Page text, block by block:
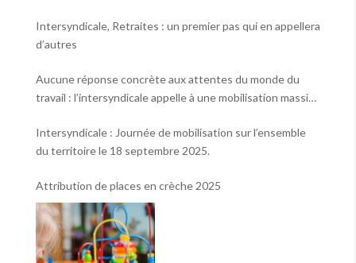
Intersyndicale, Retraites : un premier pas qui en appellera
d’autres
Aucune réponse concrète aux attentes du monde du
travail : l’intersyndicale appelle à une mobilisation massive
Intersyndicale : Journée de mobilisation sur l’ensemble
du territoire le 18 septembre 2025.
Attribution de places en crèche 2025